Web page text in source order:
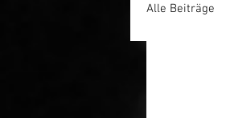
Alle Beiträge